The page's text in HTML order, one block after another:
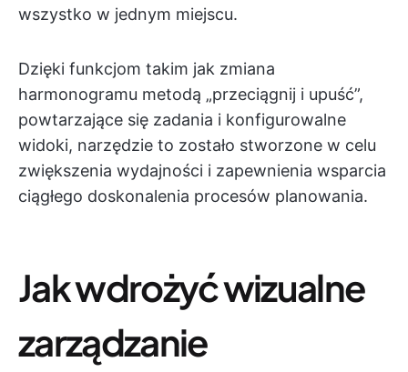
wszystko w jednym miejscu.
Dzięki funkcjom takim jak zmiana
harmonogramu metodą „przeciągnij i upuść”,
powtarzające się zadania i konfigurowalne
widoki, narzędzie to zostało stworzone w celu
zwiększenia wydajności i zapewnienia wsparcia
ciągłego doskonalenia procesów planowania.
Jak wdrożyć wizualne
zarządzanie